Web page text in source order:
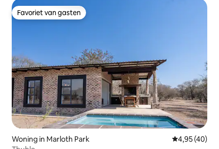
Favoriet van gasten
Favoriet van gasten
Woning in Marloth Park Gemiddelde
4,95 (40)